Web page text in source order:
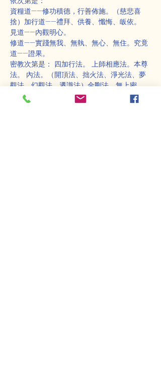
資糧道——修功積德，行善佈施。（慈悲喜
捨）加行道——禮拜、供養、懺悔、皈依。
見道——內觀明心。
修道——實踐無我、無執、無心、無住。究竟
道——證果。
密教次第是： 四加行法。 上師相應法。本尊
法。 內法。（開頂法、拙火法、淨光法、夢
觀法、幻觀法、遷識法）金剛法。無上密。
大圓滿。
密教灌頂次第： 瓶灌。（成就應身） 密灌。